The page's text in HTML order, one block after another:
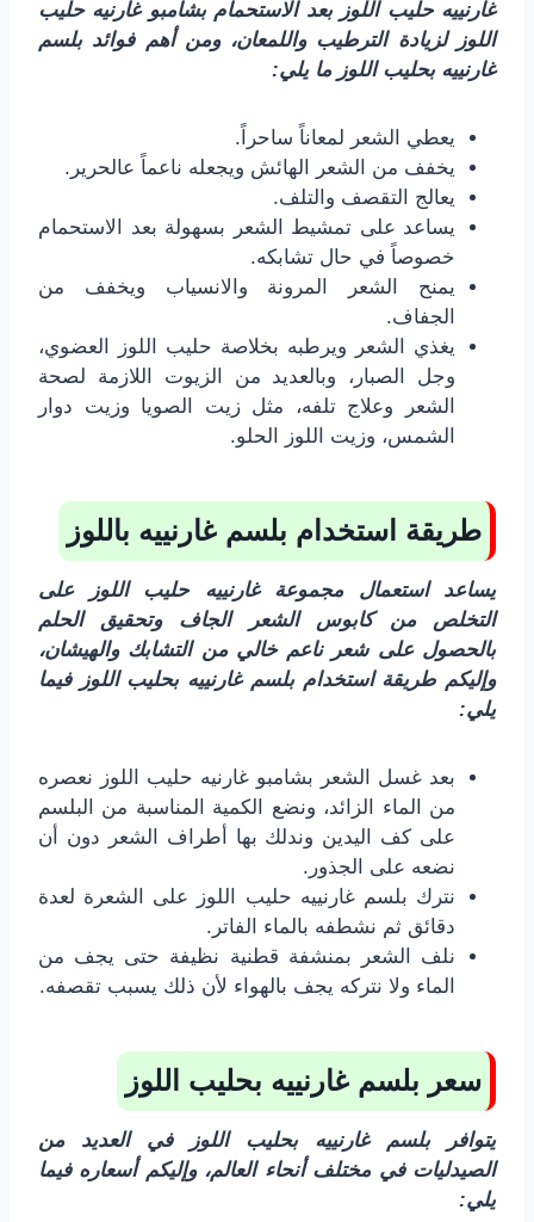
غارنييه حليب اللوز بعد الاستحمام بشامبو غارنيه حليب
اللوز لزيادة الترطيب واللمعان، ومن أهم فوائد بلسم
غارنييه بحليب اللوز ما يلي:
يعطي الشعر لمعاناً ساحراً.
يخفف من الشعر الهائش ويجعله ناعماً عالحرير.
يعالج التقصف والتلف.
يساعد على تمشيط الشعر بسهولة بعد الاستحمام
خصوصاً في حال تشابكه.
يمنح الشعر المرونة والانسياب ويخفف من
الجفاف.
يغذي الشعر ويرطبه بخلاصة حليب اللوز العضوي،
وجل الصبار، وبالعديد من الزيوت اللازمة لصحة
الشعر وعلاج تلفه، مثل زيت الصويا وزيت دوار
الشمس، وزيت اللوز الحلو.
طريقة استخدام بلسم غارنييه باللوز
يساعد استعمال مجموعة غارنييه حليب اللوز على
التخلص من كابوس الشعر الجاف وتحقيق الحلم
بالحصول على شعر ناعم خالي من التشابك والهيشان،
وإليكم طريقة استخدام بلسم غارنييه بحليب اللوز فيما
يلي:
بعد غسل الشعر بشامبو غارنيه حليب اللوز نعصره
من الماء الزائد، ونضع الكمية المناسبة من البلسم
على كف اليدين وندلك بها أطراف الشعر دون أن
نضعه على الجذور.
نترك بلسم غارنييه حليب اللوز على الشعرة لعدة
دقائق ثم نشطفه بالماء الفاتر.
نلف الشعر بمنشفة قطنية نظيفة حتى يجف من
الماء ولا نتركه يجف بالهواء لأن ذلك يسبب تقصفه.
سعر بلسم غارنييه بحليب اللوز
يتوافر بلسم غارنييه بحليب اللوز في العديد من
الصيدليات في مختلف أنحاء العالم، وإليكم أسعاره فيما
يلي: